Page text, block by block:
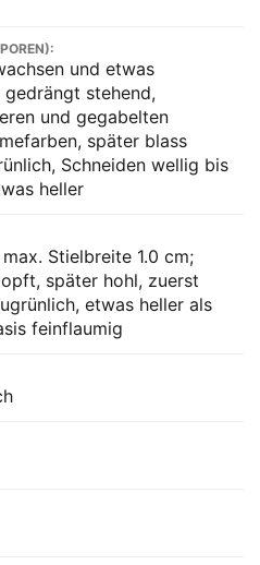
und etwas
stehend,
und gegabelten
später blass
Schneiden wellig bis
heller
Stielbreite 1.0 cm;
später hohl, zuerst
etwas heller als
feinflaumig